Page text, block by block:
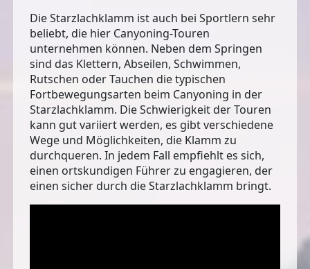
Die Starzlachklamm ist auch bei Sportlern sehr
beliebt, die hier Canyoning-Touren
unternehmen können. Neben dem Springen
sind das Klettern, Abseilen, Schwimmen,
Rutschen oder Tauchen die typischen
Fortbewegungsarten beim Canyoning in der
Starzlachklamm. Die Schwierigkeit der Touren
kann gut variiert werden, es gibt verschiedene
Wege und Möglichkeiten, die Klamm zu
durchqueren. In jedem Fall empfiehlt es sich,
einen ortskundigen Führer zu engagieren, der
einen sicher durch die Starzlachklamm bringt.